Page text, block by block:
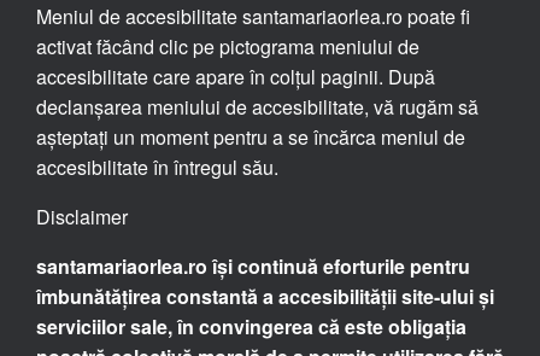
Meniul de accesibilitate santamariaorlea.ro poate fi
activat făcând clic pe pictograma meniului de
accesibilitate care apare în colțul paginii. După
declanșarea meniului de accesibilitate, vă rugăm să
așteptați un moment pentru a se încărca meniul de
accesibilitate în întregul său.
Disclaimer
santamariaorlea.ro își continuă eforturile pentru
îmbunătățirea constantă a accesibilității site-ului și
serviciilor sale, în convingerea că este obligația